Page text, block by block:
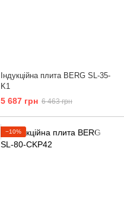
Індукційна плита BERG SL-35-
K1
5 687 грн 6 463 грн
−10%